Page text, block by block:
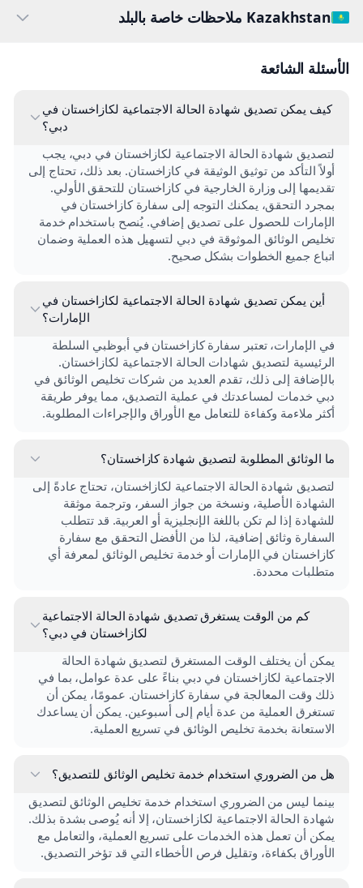
Kazakhstan ملاحظات خاصة بالبلد
الأسئلة الشائعة
كيف يمكن تصديق شهادة الحالة الاجتماعية لكازاخستان في
دبي؟
لتصديق شهادة الحالة الاجتماعية لكازاخستان في دبي، يجب
أولاً التأكد من توثيق الوثيقة في كازاخستان. بعد ذلك، تحتاج إلى
تقديمها إلى وزارة الخارجية في كازاخستان للتحقق الأولي.
بمجرد التحقق، يمكنك التوجه إلى سفارة كازاخستان في
الإمارات للحصول على تصديق إضافي. يُنصح باستخدام خدمة
تخليص الوثائق الموثوقة في دبي لتسهيل هذه العملية وضمان
اتباع جميع الخطوات بشكل صحيح.
أين يمكن تصديق شهادة الحالة الاجتماعية لكازاخستان في
الإمارات؟
في الإمارات، تعتبر سفارة كازاخستان في أبوظبي السلطة
الرئيسية لتصديق شهادات الحالة الاجتماعية لكازاخستان.
بالإضافة إلى ذلك، تقدم العديد من شركات تخليص الوثائق في
دبي خدمات لمساعدتك في عملية التصديق، مما يوفر طريقة
أكثر ملاءمة وكفاءة للتعامل مع الأوراق والإجراءات المطلوبة.
ما الوثائق المطلوبة لتصديق شهادة كازاخستان؟
لتصديق شهادة الحالة الاجتماعية لكازاخستان، تحتاج عادةً إلى
الشهادة الأصلية، ونسخة من جواز السفر، وترجمة موثقة
للشهادة إذا لم تكن باللغة الإنجليزية أو العربية. قد تتطلب
السفارة وثائق إضافية، لذا من الأفضل التحقق مع سفارة
كازاخستان في الإمارات أو خدمة تخليص الوثائق لمعرفة أي
متطلبات محددة.
كم من الوقت يستغرق تصديق شهادة الحالة الاجتماعية
لكازاخستان في دبي؟
يمكن أن يختلف الوقت المستغرق لتصديق شهادة الحالة
الاجتماعية لكازاخستان في دبي بناءً على عدة عوامل، بما في
ذلك وقت المعالجة في سفارة كازاخستان. عمومًا، يمكن أن
تستغرق العملية من عدة أيام إلى أسبوعين. يمكن أن يساعدك
الاستعانة بخدمة تخليص الوثائق في تسريع العملية.
هل من الضروري استخدام خدمة تخليص الوثائق للتصديق؟
بينما ليس من الضروري استخدام خدمة تخليص الوثائق لتصديق
شهادة الحالة الاجتماعية لكازاخستان، إلا أنه يُوصى بشدة بذلك.
يمكن أن تعمل هذه الخدمات على تسريع العملية، والتعامل مع
الأوراق بكفاءة، وتقليل فرص الأخطاء التي قد تؤخر التصديق.